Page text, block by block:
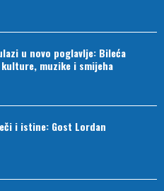
u novo poglavlje: Bileća
muzike i smijeha
i istine: Gost Lordan